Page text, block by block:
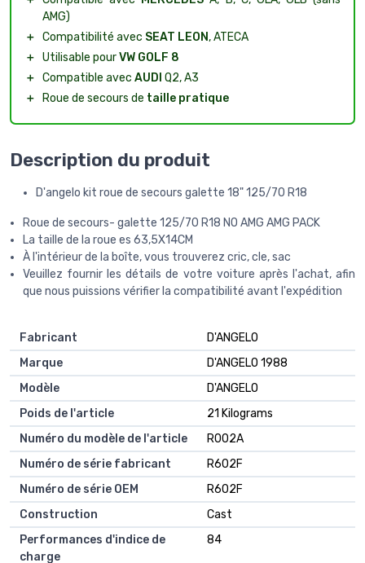
AMG)
＋ Compatibilité avec SEAT LEON, ATECA
＋ Utilisable pourVW GOLF 8
＋ Compatible avec AUDI Q2, A3
＋
Roue de secours de taille pratique
Description du produit
D'angelo kit roue de secours galette 18" 125/70 R18
Roue de secours- galette 125/70 R18 NO AMG AMG PACK
La taille de la roue es 63,5X14CM
À l'intérieur de la boîte, vous trouverez cric, cle, sac
Veuillez fournir les détails de votre voiture après l'achat, afin
que nous puissions vérifier la compatibilité avant l'expédition
Fabricant
‎D'ANGELO
Marque
‎D'ANGELO 1988
Modèle
‎D'ANGELO
Poids de l'article
‎21 Kilograms
Numéro du modèle de l'article
‎R002A
Numéro de série fabricant
‎R602F
Numéro de série OEM
‎R602F
Construction
‎Cast
Performances d'indice de
charge
‎84